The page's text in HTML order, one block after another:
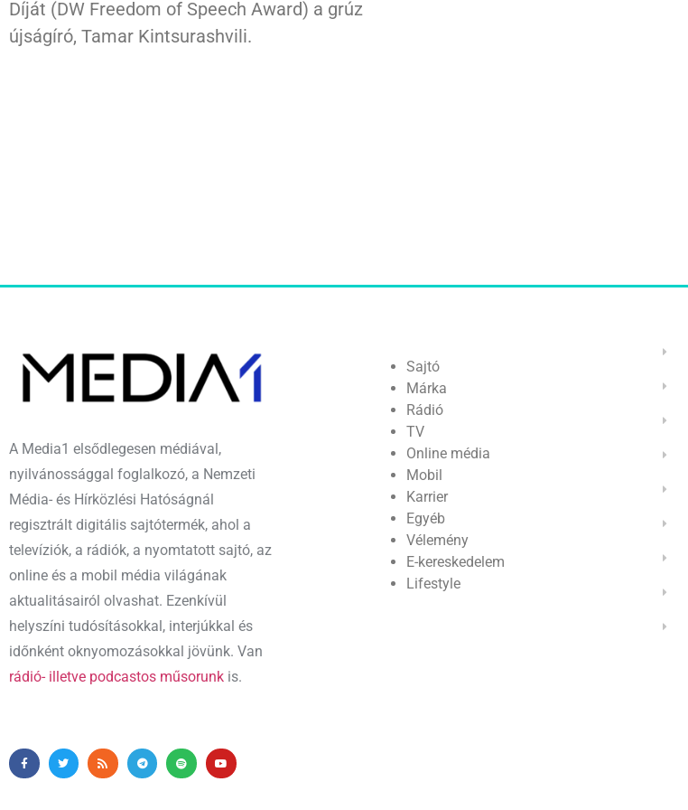
Díját (DW Freedom of Speech Award) a grúz
újságíró, Tamar Kintsurashvili.
A Media1 elsődlegesen médiával,
nyilvánossággal foglalkozó, a Nemzeti
Média- és Hírközlési Hatóságnál
regisztrált digitális sajtótermék, ahol a
televíziók, a rádiók, a nyomtatott sajtó, az
online és a mobil média világának
aktualitásairól olvashat. Ezenkívül
helyszíni tudósításokkal, interjúkkal és
időnként oknyomozásokkal jövünk. Van
rádió- illetve podcastos műsorunk is.
Sajtó
Márka
Rádió
TV
Online média
Mobil
Karrier
Egyéb
Vélemény
E-kereskedelem
Lifestyle